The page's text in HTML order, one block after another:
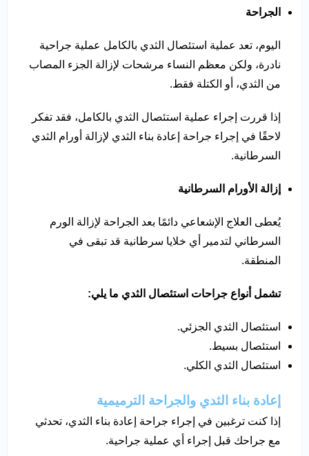
الجراحة
اليوم، تعد عملية استئصال الثدي بالكامل عملية جراحية
نادرة، ولكن معظم النساء مرشحات لإزالة الجزء المصاب
من الثدي، أو الكتلة فقط.
إذا قررت إجراء عملية استئصال الثدي بالكامل، فقد تفكر
لاحقًا في إجراء جراحة إعادة بناء الثدي لإزالة أورام الثدي
السرطانية.
إزالة الأورام السرطانية
يُعطى العلاج الإشعاعي دائمًا بعد الجراحة لإزالة الورم
السرطاني لتدمير أي خلايا سرطانية قد تبقى في
المنطقة.
تشمل أنواع جراحات استئصال الثدي ما يلي:
استئصال الثدي الجزئي.
استئصال بسيط.
استئصال الثدي الكلي.
إعادة بناء الثدي والجراحة الترميمية
إذا كنت ترغبين في إجراء جراحة إعادة بناء الثدي، تحدثي
مع جراحك قبل إجراء أي عملية جراحية.